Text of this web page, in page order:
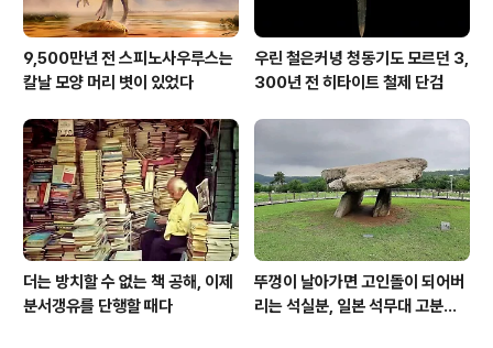
9,500만년 전 스피노사우루스는
칼날 모양 머리 볏이 있었다
우린 철은커녕 청동기도 모르던 3,
300년 전 히타이트 철제 단검
더는 방치할 수 없는 책 공해, 이제
분서갱유를 단행할 때다
뚜껑이 날아가면 고인돌이 되어버
리는 석실분, 일본 석무대 고분의